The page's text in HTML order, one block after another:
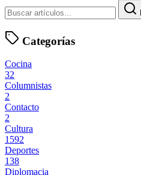
Categorías
Cocina
32
Columnistas
2
Contacto
2
Cultura
1592
Deportes
138
Diplomacia